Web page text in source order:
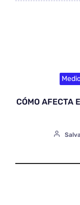
CÓMO AFECTA